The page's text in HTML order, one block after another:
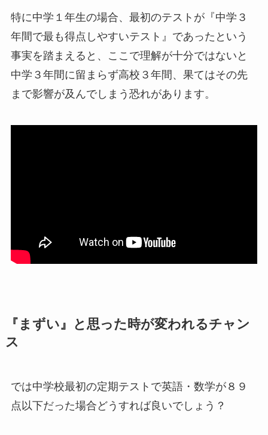
特に中学１年生の場合、最初のテストが『中学３
年間で最も得点しやすいテスト』であったという
事実を踏まえると、ここで理解が十分ではないと
中学３年間に留まらず高校３年間、果てはその先
まで影響が及んでしまう恐れがあります。
『まずい』と思った時が変われるチャン
ス
では中学校最初の定期テストで英語・数学が８９
点以下だった場合どうすれば良いでしょう？